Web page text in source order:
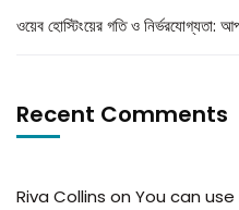
ওয়েব হোস্টিংয়ের গতি ও নির্ভরযোগ্যতা:
Recent Comments
Riva Collins on You can